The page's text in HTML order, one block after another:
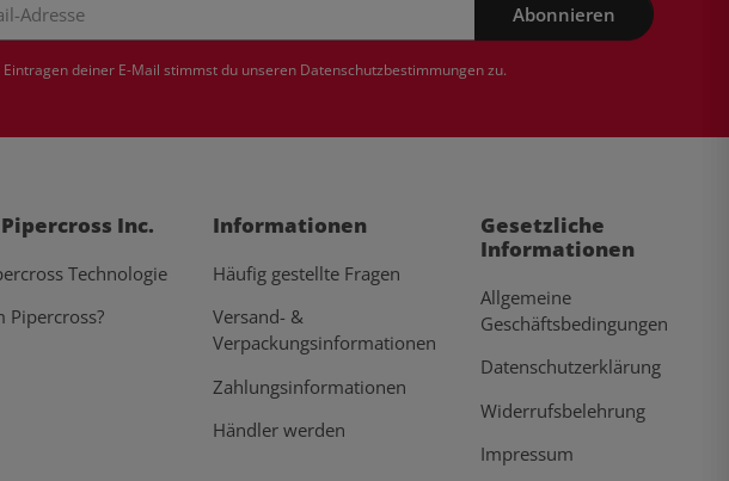
Abonnieren
deiner E-Mail stimmst du unseren Datenschutzbestimmungenzu.
Inc.
Technologie
Pipercross?
Informationen
Häufig gestellte Fragen
Versand- &
Verpackungsinformationen
Zahlungsinformationen
Händler werden
Gesetzliche
Informationen
Allgemeine
Geschäftsbedingungen
Datenschutzerklärung
Widerrufsbelehrung
Impressum